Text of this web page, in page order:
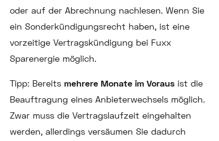
oder auf der Abrechnung nachlesen. Wenn Sie
ein Sonderkündigungsrecht haben, ist eine
vorzeitige Vertragskündigung bei Fuxx
Sparenergie möglich.
Tipp: Bereits mehrere Monate im Voraus ist die
Beauftragung eines Anbieterwechsels möglich.
Zwar muss die Vertragslaufzeit eingehalten
werden, allerdings versäumen Sie dadurch